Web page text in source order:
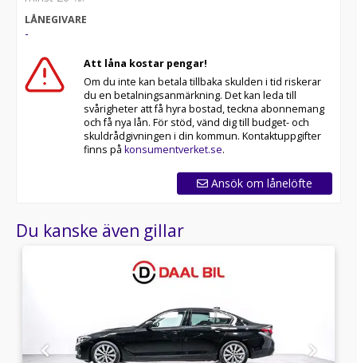
LÅNEGIVARE
-
Att låna kostar pengar!
Om du inte kan betala tillbaka skulden i tid riskerar
du en betalningsanmärkning. Det kan leda till
svårigheter att få hyra bostad, teckna abonnemang
och få nya lån. För stöd, vänd dig till budget- och
skuldrådgivningen i din kommun. Kontaktuppgifter
finns på konsumentverket.se.
Ansök om lånelöfte
Du kanske även gillar